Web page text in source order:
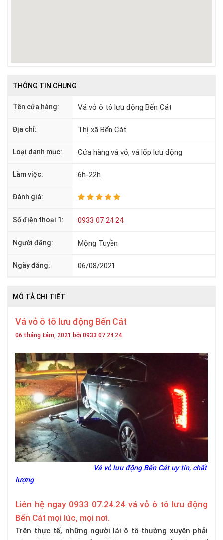
THÔNG TIN CHUNG
Tên cửa hàng: Vá vỏ ô tô lưu động Bến Cát
Địa chỉ: Thị xã Bến Cát
Loại danh mục: Cửa hàng vá vỏ, vá lốp lưu động
Làm việc: 6h-22h
Đánh giá:
Số điện thoại 1: 0933 07 24 24
Người đăng: Mộng Tuyền
Ngày đăng: 06/08/2021
MÔ TẢ CHI TIẾT
Vá vỏ ô tô lưu động Bến Cát
06 tháng tám, 2021 bởi 0933.07.24.24.
Vá vỏ lưu động Bến Cát uy tín, chất
lượng
Liên hệ ngay 0933 07.24.24 vá vỏ ô tô lưu động
Bến Cát mọi lúc, mọi nơi.
Trên thực tế, những người lái ô tô thường xuyên phải